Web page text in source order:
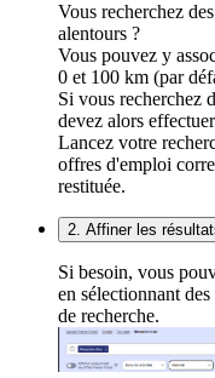
Vous recherchez
alentours ?
Vous pouvez y
0 et 100 km (par
Si vous recherchez
devez alors
Lancez votre
offres d'emploi
restituée.
2. Affiner les
Si besoin, vous
en sélectionnant
de recherche.